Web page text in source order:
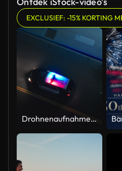
EXCLUSIEF: -15% KORTING
Drohnenaufnahme aus der Luft eines Polizeiautos, das nachts mit eingeschaltetem Licht auf einer Stadtstraße fährt